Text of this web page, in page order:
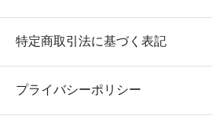
特定商取引法に基づく表記
プライバシーポリシー